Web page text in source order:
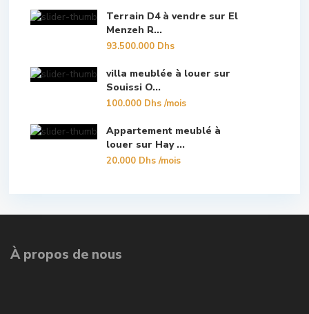
Terrain D4 à vendre sur El
Menzeh R...
93.500.000 Dhs
villa meublée à louer sur
Souissi O...
100.000 Dhs/mois
Appartement meublé à
louer sur Hay ...
20.000 Dhs/mois
À propos de nous